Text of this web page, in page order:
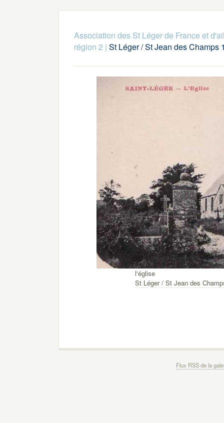
Association des St Léger de France et
région 2 | St Léger / St Jean des Champs
l'église
St Léger / St Jean des
Flux RSS de la